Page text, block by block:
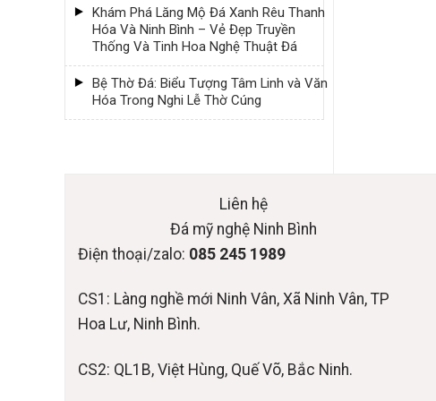
Khám Phá Lăng Mộ Đá Xanh Rêu Thanh
Hóa Và Ninh Bình – Vẻ Đẹp Truyền
Thống Và Tinh Hoa Nghệ Thuật Đá
Bệ Thờ Đá: Biểu Tượng Tâm Linh và Văn
Hóa Trong Nghi Lễ Thờ Cúng
Liên hệ
Đá mỹ nghệ Ninh Bình
Điện thoại/zalo: 085 245 1989
CS1: Làng nghề mới Ninh Vân, Xã Ninh Vân, TP
Hoa Lư, Ninh Bình.
CS2: QL1B, Việt Hùng, Quế Võ, Bắc Ninh.